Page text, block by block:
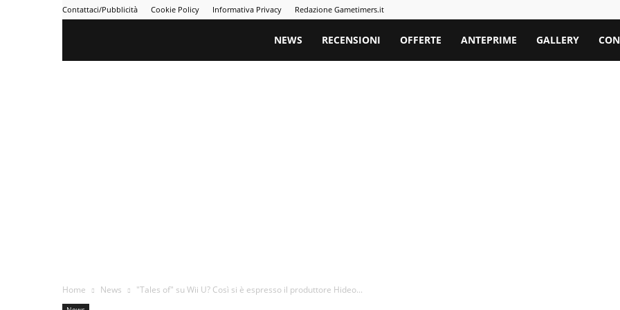
Contattaci/Pubblicità Cookie Policy Informativa Privacy Redazione Gametimers.it
Gametimers
NEWS RECENSIONI OFFERTE ANTEPRIME GALLERY
Home News "Tales of" su Wii U? Così si è espresso il produttore Hideo...